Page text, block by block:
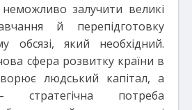
залучити великі
й перепідготовку
обсязі, який необхідний.
сфера розвитку країни в
людський капітал, а
стратегічна потреба